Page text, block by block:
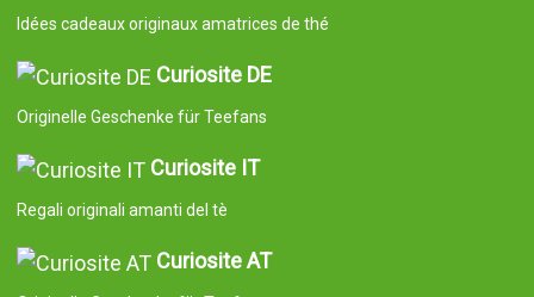
Idées cadeaux originaux amatrices de thé
Curiosite DE
Originelle Geschenke für Teefans
Curiosite IT
Regali originali amanti del tè
Curiosite AT